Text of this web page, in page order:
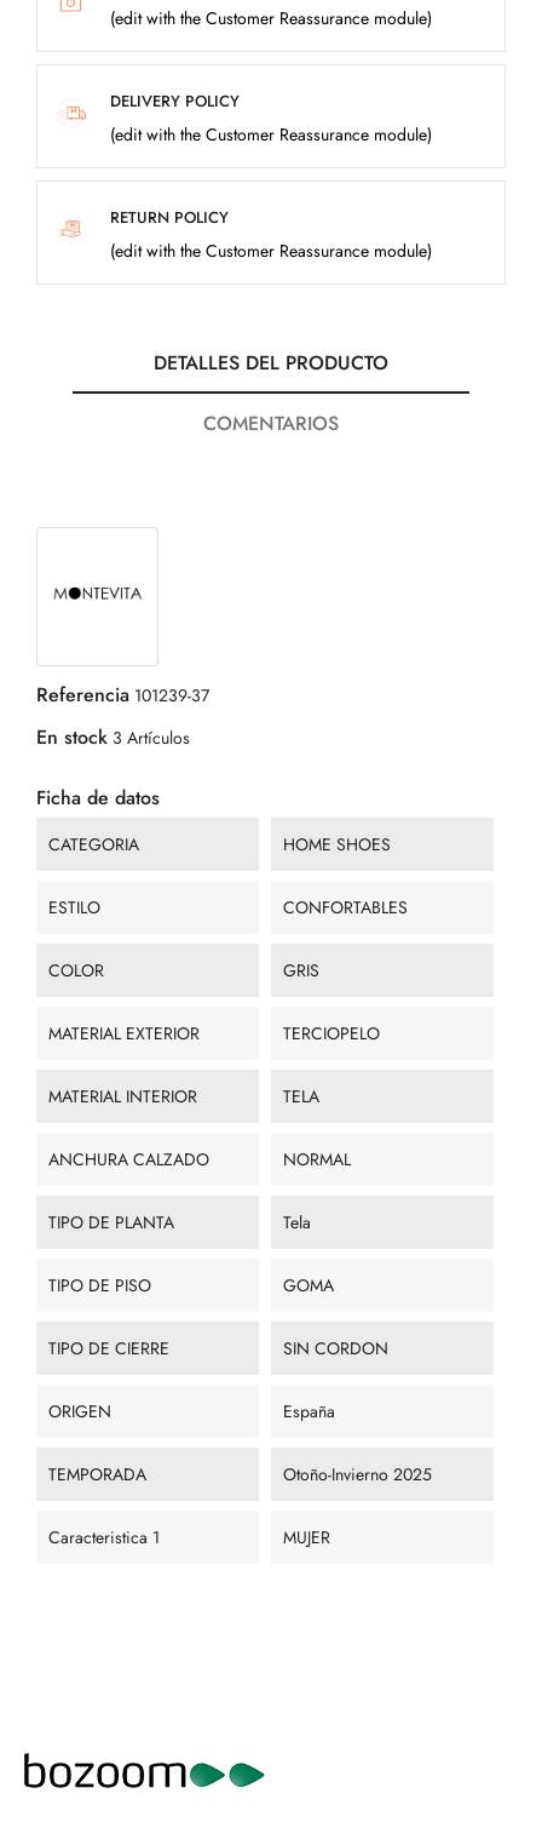
(edit with the Customer Reassurance module)
DELIVERY POLICY
(edit with the Customer Reassurance module)
RETURN POLICY
(edit with the Customer Reassurance module)
DETALLES DEL PRODUCTO
COMENTARIOS
Referencia 101239-37
En stock 3 Artículos
Ficha de datos
CATEGORIA HOME SHOES
ESTILO CONFORTABLES
COLOR GRIS
MATERIAL EXTERIOR TERCIOPELO
MATERIAL INTERIOR TELA
ANCHURA CALZADO NORMAL
TIPO DE PLANTA Tela
TIPO DE PISO GOMA
TIPO DE CIERRE SIN CORDON
ORIGEN España
TEMPORADA Otoño-Invierno 2025
Caracteristica 1 MUJER